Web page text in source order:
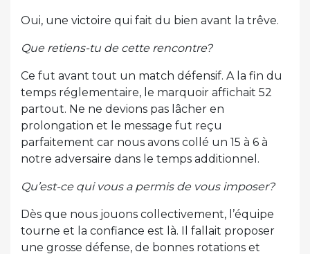
Oui, une victoire qui fait du bien avant la trêve.
Que retiens-tu de cette rencontre?
Ce fut avant tout un match défensif. A la fin du
temps réglementaire, le marquoir affichait 52
partout. Ne ne devions pas lâcher en
prolongation et le message fut reçu
parfaitement car nous avons collé un 15 à 6 à
notre adversaire dans le temps additionnel.
Qu’est-ce qui vous a permis de vous imposer?
Dès que nous jouons collectivement, l’équipe
tourne et la confiance est là. Il fallait proposer
une grosse défense, de bonnes rotations et